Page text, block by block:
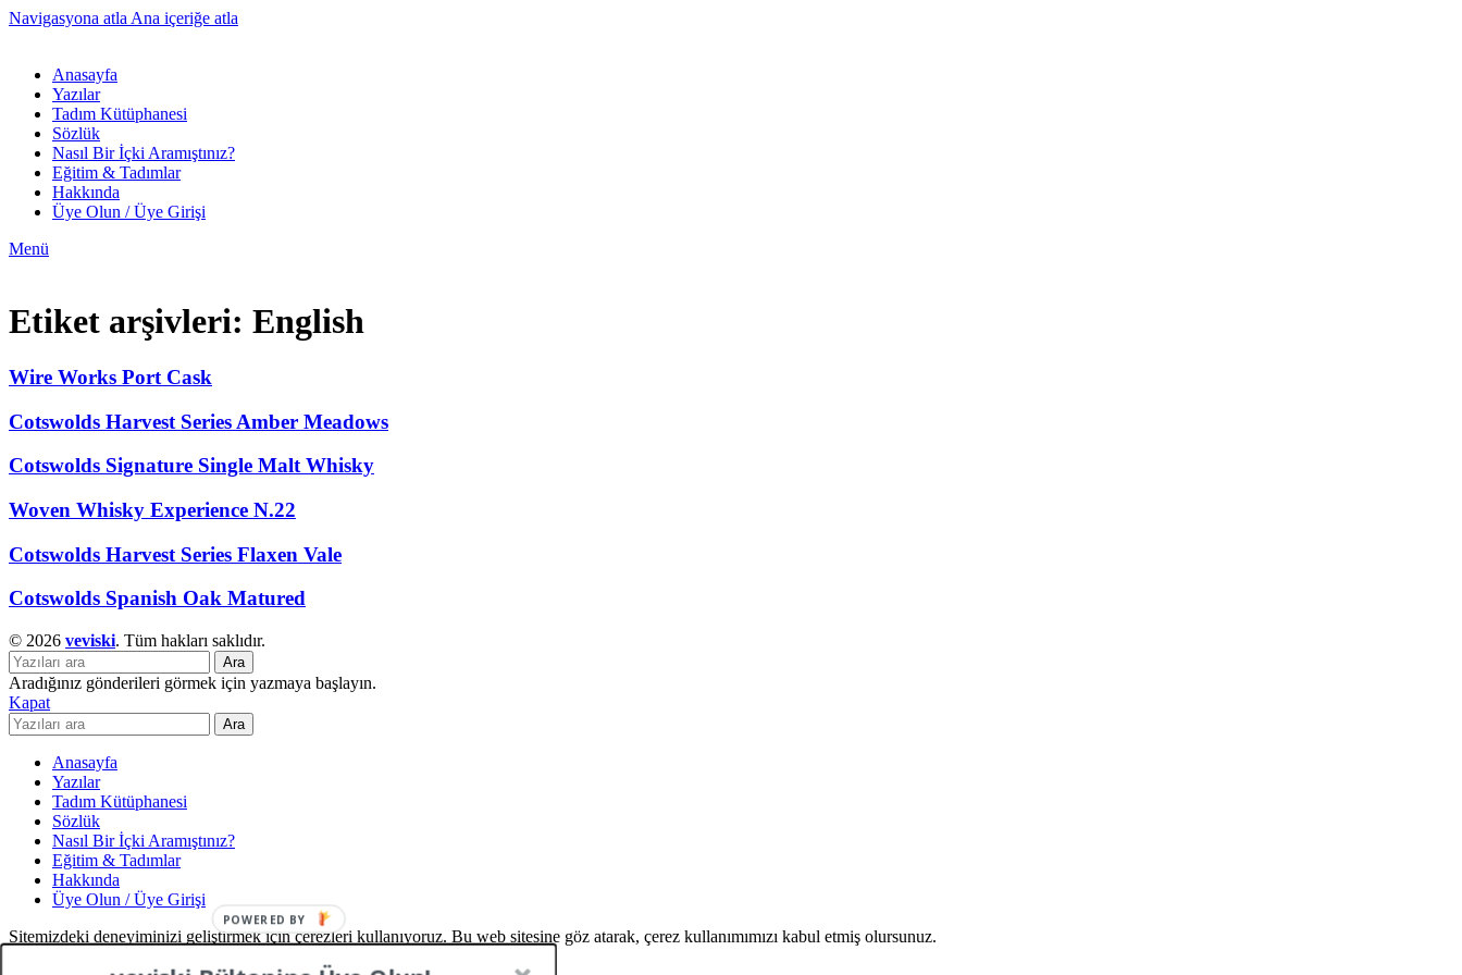
Navigasyona atla Ana içeriğe atla
Anasayfa
Yazılar
Tadım Kütüphanesi
Sözlük
Nasıl Bir İçki Aramıştınız?
Eğitim & Tadımlar
Hakkında
Üye Olun / Üye Girişi
Menü
Etiket arşivleri: English
Wire Works Port Cask
Cotswolds Harvest Series Amber Meadows
Cotswolds Signature Single Malt Whisky
Woven Whisky Experience N.22
Cotswolds Harvest Series Flaxen Vale
Cotswolds Spanish Oak Matured
© 2026 veviski. Tüm hakları saklıdır.
Ara
Aradığınız gönderileri görmek için yazmaya başlayın.
Kapat
Ara
Anasayfa
Yazılar
Tadım Kütüphanesi
Sözlük
Nasıl Bir İçki Aramıştınız?
Eğitim & Tadımlar
Hakkında
Üye Olun / Üye Girişi
Sitemizdeki deneyiminizi geliştirmek için çerezleri kullanıyoruz. Bu web sitesine göz atarak, çerez kullanımımızı kabul etmiş olursunuz.
POWERED BY